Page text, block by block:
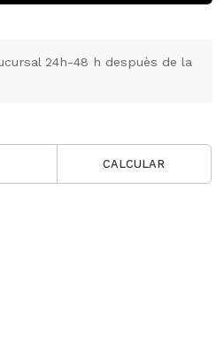
24h-48 h despuès de la
CALCULAR